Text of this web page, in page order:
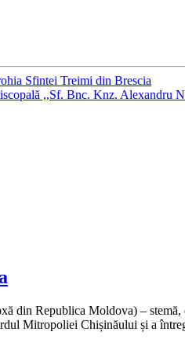
Sfintei Treimi din Brescia
,,Sf. Bnc. Knz. Alexandru
Republica Moldova) –
Mitropoliei Chișinăului și a